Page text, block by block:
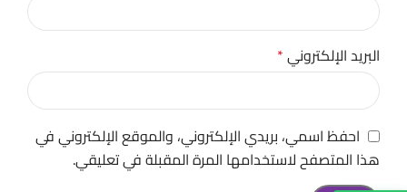
البريد الإلكتروني*
احفظ اسمي، بريدي الإلكتروني، والموقع الإلكتروني في
هذا المتصفح لاستخدامها المرة المقبلة في تعليقي.